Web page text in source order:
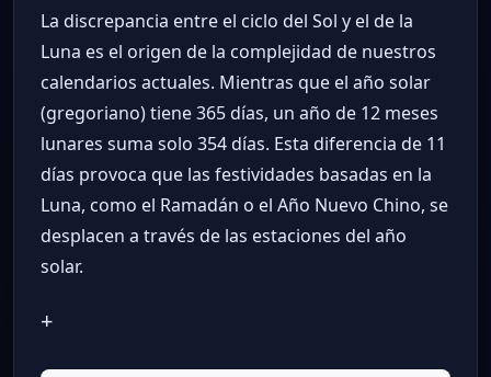
La discrepancia entre el ciclo del Sol y el de la
Luna es el origen de la complejidad de nuestros
calendarios actuales. Mientras que el año solar
(gregoriano) tiene 365 días, un año de 12 meses
lunares suma solo 354 días. Esta diferencia de 11
días provoca que las festividades basadas en la
Luna, como el Ramadán o el Año Nuevo Chino, se
desplacen a través de las estaciones del año
solar.
+